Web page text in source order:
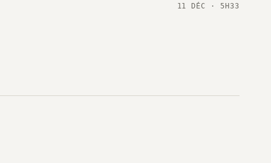
11 DÉC · 5H33